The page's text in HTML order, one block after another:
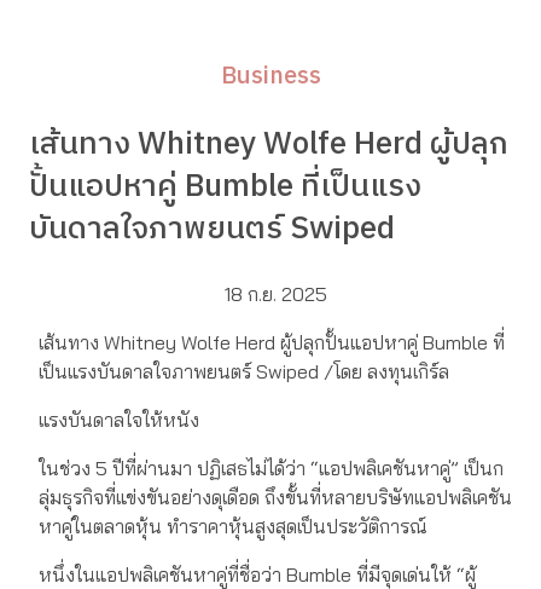
Business
เส้นทาง Whitney Wolfe Herd ผู้ปลุก
ปั้นแอปหาคู่ Bumble ที่เป็นแรง
บันดาลใจภาพยนตร์ Swiped
18 ก.ย. 2025
เส้นทาง Whitney Wolfe Herd ผู้ปลุกปั้นแอปหาคู่ Bumble ที่
เป็นแรงบันดาลใจภาพยนตร์ Swiped /โดย ลงทุนเกิร์ล
แรงบันดาลใจให้หนัง
ในช่วง 5 ปีที่ผ่านมา ปฏิเสธไม่ได้ว่า “แอปพลิเคชันหาคู่” เป็นก
ลุ่มธุรกิจที่แข่งขันอย่างดุเดือด ถึงขั้นที่หลายบริษัทแอปพลิเคชัน
หาคู่ในตลาดหุ้น ทำราคาหุ้นสูงสุดเป็นประวัติการณ์
หนึ่งในแอปพลิเคชันหาคู่ที่ชื่อว่า Bumble ที่มีจุดเด่นให้ “ผู้